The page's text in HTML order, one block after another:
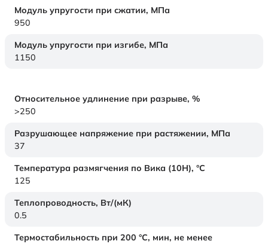
Модуль упругости при сжатии, МПа
950
Модуль упругости при изгибе, МПа
1150
Относительное удлинение при разрыве, %
>250
Разрушающее напряжение при растяжении, МПа
37
Температура размягчения по Вика (10Н), °C
125
Теплопроводность, Вт/(мК)
0.5
Термостабильность при 200 °С, мин, не менее